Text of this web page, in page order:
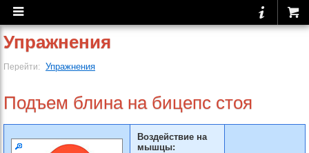
Упражнения
Перейти: Упражнения
Подъем блина на бицепс стоя
Воздействие на
мышцы: